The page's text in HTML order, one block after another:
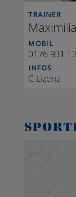
TRAINER
MOBIL
0176 931
INFOS
C Lizenz